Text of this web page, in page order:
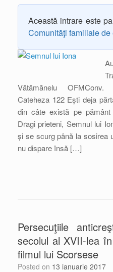
Această intrare este
Comunităţi familiale
Vătămănelu OFMConv.
Cateheza 122 Ești deja
din câte există pe
Dragi prieteni, Semnul lui
și se scurg până la sosirea
nu dispare însă […]
Persecuţiile
secolul al XVII-lea
filmul lui Scorsese
Posted on 13 ianuarie 2017